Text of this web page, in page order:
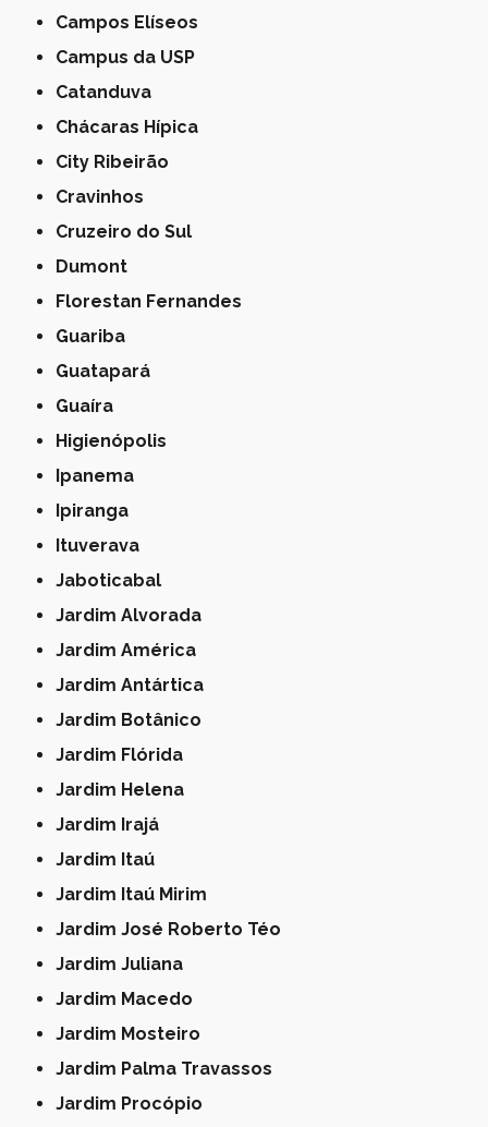
Campos Elíseos
Campus da USP
Catanduva
Chácaras Hípica
City Ribeirão
Cravinhos
Cruzeiro do Sul
Dumont
Florestan Fernandes
Guariba
Guatapará
Guaíra
Higienópolis
Ipanema
Ipiranga
Ituverava
Jaboticabal
Jardim Alvorada
Jardim América
Jardim Antártica
Jardim Botânico
Jardim Flórida
Jardim Helena
Jardim Irajá
Jardim Itaú
Jardim Itaú Mirim
Jardim José Roberto Téo
Jardim Juliana
Jardim Macedo
Jardim Mosteiro
Jardim Palma Travassos
Jardim Procópio